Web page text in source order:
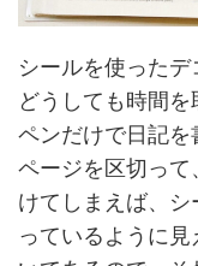
シールを使ったデ
どうしても時間を
ペンだけで日記を
ページを区切っ
けてしまえば、
っているように